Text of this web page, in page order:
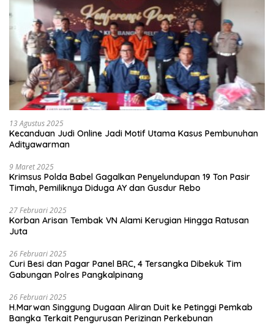
13 Agustus 2025
Kecanduan Judi Online Jadi Motif Utama Kasus Pembunuhan
Adityawarman
9 Maret 2025
Krimsus Polda Babel Gagalkan Penyelundupan 19 Ton Pasir
Timah, Pemiliknya Diduga AY dan Gusdur Rebo
27 Februari 2025
Korban Arisan Tembak VN Alami Kerugian Hingga Ratusan
Juta
26 Februari 2025
Curi Besi dan Pagar Panel BRC, 4 Tersangka Dibekuk Tim
Gabungan Polres Pangkalpinang
26 Februari 2025
H.Marwan Singgung Dugaan Aliran Duit ke Petinggi Pemkab
Bangka Terkait Pengurusan Perizinan Perkebunan